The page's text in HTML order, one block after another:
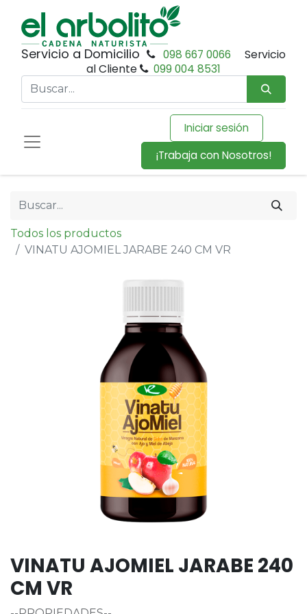
Servicio a Domicilio 098 667 0066
Servicio
al Cliente
099 004 8531
Iniciar sesión
¡Trabaja con Nosotros!
Todos los productos
VINATU AJOMIEL JARABE 240 CM VR
VINATU AJOMIEL JARABE 240
CM VR